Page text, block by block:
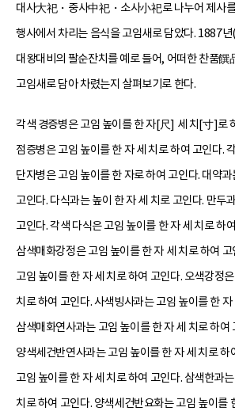
대사大祀・중사中祀・소사小祀로 나누어 제사
행사에서 차리는 음식을 고임새로 담았다. 1887
대왕대비의 팔순잔치를 예로 들어, 어떠한 찬품饌
고임새로 담아 차렸는지 살펴보기로 한다.
각색 경증병은 고임 높이를 한 자[尺] 세 치[寸]로
점증병은 고임 높이를 한 자 세 치로 하여 고인다.
단자병은 고임 높이를 한 자로 하여 고인다. 대약
고인다. 다식과는 높이 한 자 세 치로 고인다. 만두
고인다. 각색 다식은 고임 높이를 한 자 세 치로 하
삼색매화강정은 고임 높이를 한 자 세 치로 하여
고임 높이를 한 자 세 치로 하여 고인다. 오색강정
치로 하여 고인다. 사색빙사과는 고임 높이를 한
삼색매화연사과는 고임 높이를 한 자 세 치로 하여
양색세건반연사과는 고임 높이를 한 자 세 치로
고임 높이를 한 자 세 치로 하여 고인다. 삼색한과
치로 하여 고인다. 양색세건반요화는 고임 높이를